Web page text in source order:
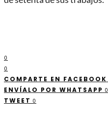
0
0
COMPARTE EN FACEBOOK
ENVÍALO POR WHATSAPP 0
TWEET 0